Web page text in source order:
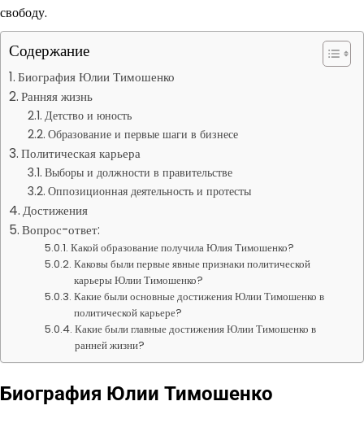
свободу.
Содержание
Биография Юлии Тимошенко
Ранняя жизнь
Детство и юность
Образование и первые шаги в бизнесе
Политическая карьера
Выборы и должности в правительстве
Оппозиционная деятельность и протесты
Достижения
Вопрос-ответ:
Какой образование получила Юлия Тимошенко?
Каковы были первые явные признаки политической
карьеры Юлии Тимошенко?
Какие были основные достижения Юлии Тимошенко в
политической карьере?
Какие были главные достижения Юлии Тимошенко в
ранней жизни?
Биография Юлии Тимошенко